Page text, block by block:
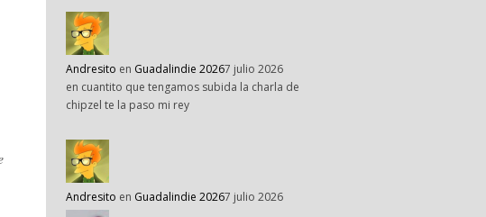
Andresito en Guadalindie 20267 julio 2026
en cuantito que tengamos subida la charla de
chipzel te la paso mi rey
Andresito en Guadalindie 20267 julio 2026